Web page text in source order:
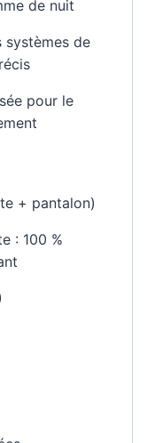
de nuit
systèmes de
pour le
+ pantalon)
: 100 %